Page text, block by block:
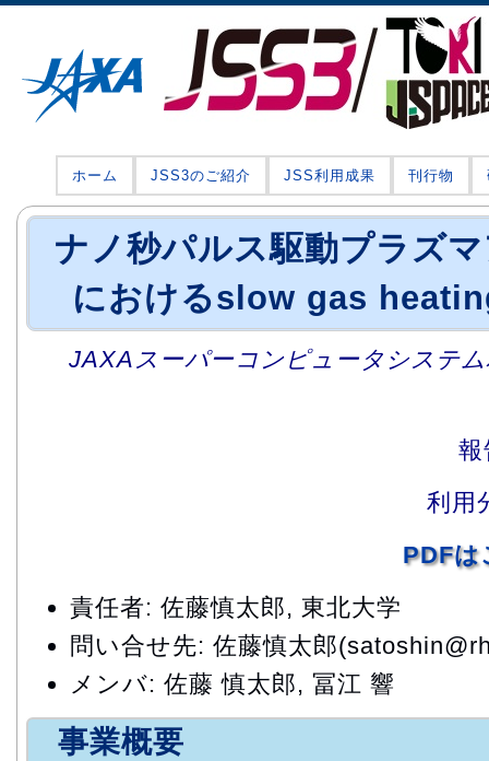
ホーム JSS3のご紹介 JSS利用成果 刊行物
ナノ秒パルス駆動プラズ
におけるslow gas
JAXAスーパーコンピュータシステ
報
利用
PDFは
責任者: 佐藤慎太郎, 東北大学
問い合せ先: 佐藤慎太郎
メンバ: 佐藤 慎太郎, 冨江 響
事業概要